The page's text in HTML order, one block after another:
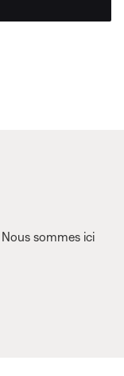
sommes ici